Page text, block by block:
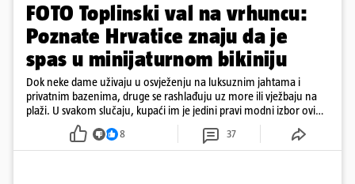
FOTO Toplinski val na vrhuncu:
Poznate Hrvatice znaju da je
spas u minijaturnom bikiniju
Dok neke dame uživaju u osvježenju na luksuznim jahtama i
privatnim bazenima, druge se rashlađuju uz more ili vježbaju na
plaži. U svakom slučaju, kupaći im je jedini pravi modni izbor ovih
8 37